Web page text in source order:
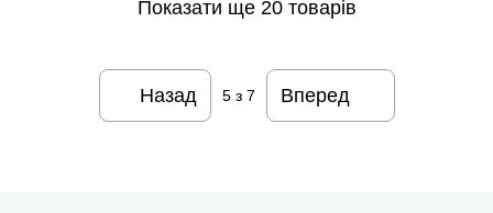
Показати ще 20 товарів
Назад 5з 7 Вперед